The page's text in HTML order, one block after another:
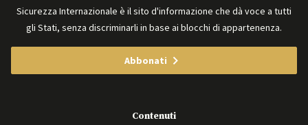
Sicurezza Internazionale è il sito d'informazione che dà voce a tutti
gli Stati, senza discriminarli in base ai blocchi di appartenenza.
Abbonati
Contenuti